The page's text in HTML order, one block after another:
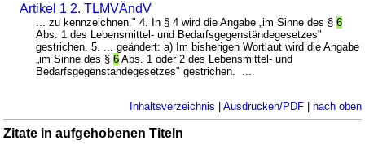
Artikel 1 2. TLMVÄndV
... zu kennzeichnen." 4. In § 4 wird die Angabe „im Sinne des §6
Abs. 1 des Lebensmittel- und Bedarfsgegenständegesetzes"
gestrichen. 5. ... geändert: a) Im bisherigen Wortlaut wird die Angabe
„im Sinne des §6 Abs. 1 oder 2 des Lebensmittel- und
Bedarfsgegenständegesetzes" gestrichen. ...
Inhaltsverzeichnis | Ausdrucken/PDF| nach oben
Zitate in aufgehobenen Titeln